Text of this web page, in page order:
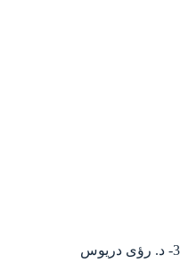
3- د. رؤى دريوس